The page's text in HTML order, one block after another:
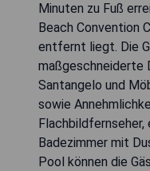
Minuten zu Fuß
Beach Convention
entfernt liegt. Die
maßgeschneiderte
Santangelo und
sowie
Badezimmer mit
Pool können die